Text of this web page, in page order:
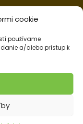
cookie
používame
a/alebo prístup k